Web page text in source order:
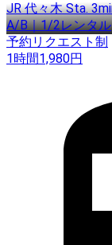
JR 代々木 Sta.
A/B｜1/2レンタル
予約リクエスト制
1時間1,980円